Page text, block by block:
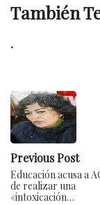
También
.
Previous Post
Educación acusa a
de realizar una
«intoxicación…